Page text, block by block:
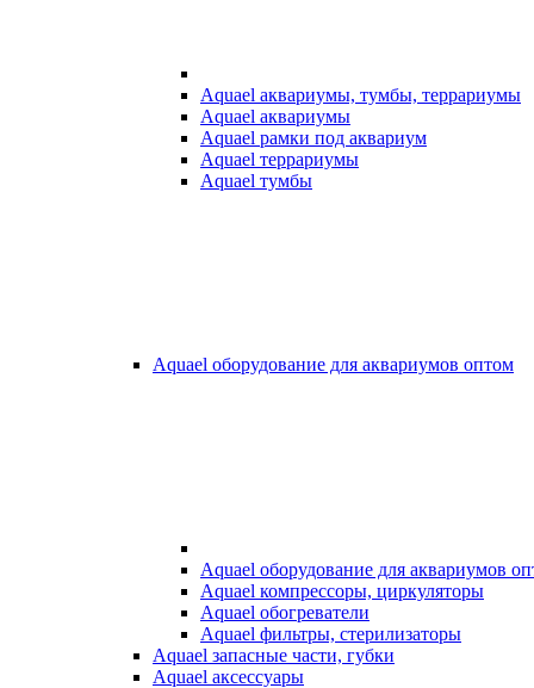
Aquael аквариумы, тумбы, террариумы
Aquael аквариумы
Aquael рамки под аквариум
Aquael террариумы
Aquael тумбы
Aquael оборудование для аквариумов оптом
Aquael оборудование для аквариумов
Aquael компрессоры, циркуляторы
Aquael обогреватели
Aquael фильтры, стерилизаторы
Aquael запасные части, губки
Aquael аксессуары